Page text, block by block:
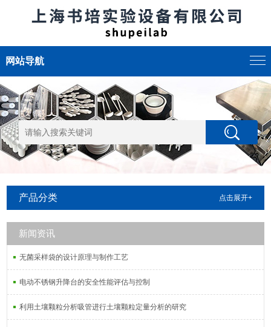
网站导航
产品分类 点击展开+
新闻资讯
无菌采样袋的设计原理与制作工艺
电动不锈钢升降台的安全性能评估与控制
利用土壤颗粒分析吸管进行土壤颗粒定量分析的研究